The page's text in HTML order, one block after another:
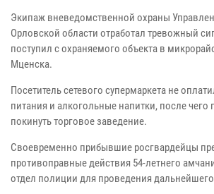
Экипаж вневедомственной охраны
Орловской области отработал тревожный
поступил с охраняемого объекта в
Мценска.
Посетитель сетевого супермаркета не
питания и алкогольные напитки, после чего
покинуть торговое заведение.
Своевременно прибывшие росгвардейцы
противоправные действия 54-летнего
отдел полиции для проведения дальнейшего